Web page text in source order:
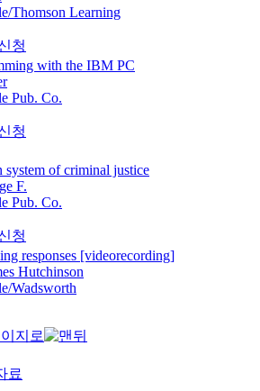
Thomson Learning
청
with the IBM PC
Pub. Co.
청
system of criminal justice
F.
Pub. Co.
청
responses [videorecording]
Hutchinson
Wadsworth
료